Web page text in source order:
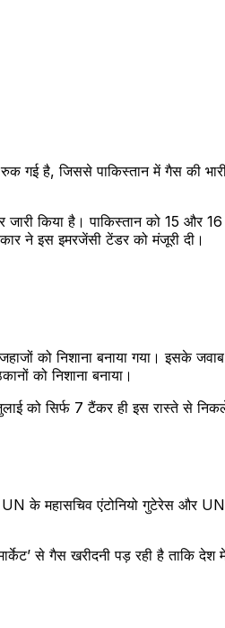
गई है, जिससे पाकिस्तान में गैस की
किया है। पाकिस्तान को 15 और
ने इस इमरजेंसी टेंडर को मंजूरी दी।
निशाना बनाया गया। इसके जवाब
को निशाना बनाया।
को सिर्फ 7 टैंकर ही इस रास्ते से
के महासचिव एंटोनियो गुटेरेस और
से गैस खरीदनी पड़ रही है ताकि देश